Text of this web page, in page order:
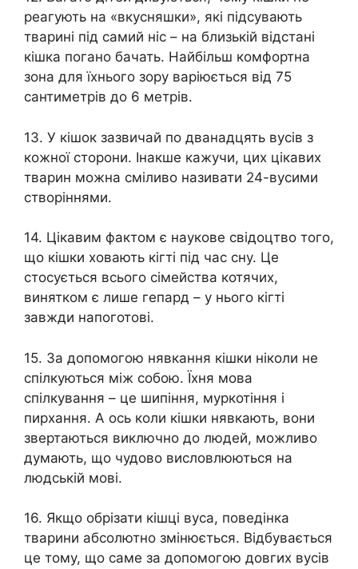
реагують на «вкусняшки», які підсувають
тварині під самий ніс – на близькій відстані
кішка погано бачать. Найбільш комфортна
зона для їхнього зору варіюється від 75
сантиметрів до 6 метрів.
13. У кішок зазвичай по дванадцять вусів з
кожної сторони. Інакше кажучи, цих цікавих
тварин можна сміливо називати 24-вусими
створіннями.
14. Цікавим фактом є наукове свідоцтво того,
що кішки ховають кігті під час сну. Це
стосується всього сімейства котячих,
винятком є ​​лише гепард – у нього кігті
завжди напоготові.
15. За допомогою нявкання кішки ніколи не
спілкуються між собою. Їхня мова
спілкування – це шипіння, муркотіння і
пирхання. А ось коли кішки нявкають, вони
звертаються виключно до людей, можливо
думають, що чудово висловлюються на
людській мові.
16. Якщо обрізати кішці вуса, поведінка
тварини абсолютно змінюється. Відбувається
це тому, що саме за допомогою довгих вусів